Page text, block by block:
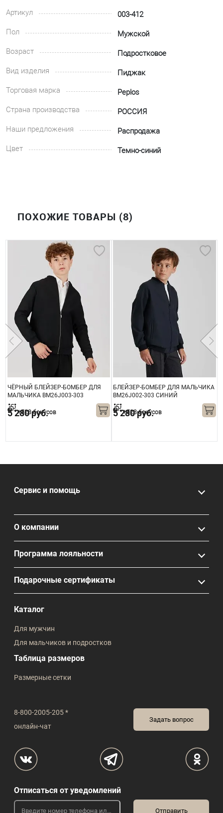
Артикул
003-412
Пол
Мужской
Возраст
Подростковое
Вид изделия
Пиджак
Торговая марка
Peplos
Страна производства
РОССИЯ
Наши предложения
Распродажа
Цвет
Темно-синий
ПОХОЖИЕ ТОВАРЫ (8)
ЧЁРНЫЙ БЛЕЙЗЕР-БОМБЕР ДЛЯ
МАЛЬЧИКА BM26J003-303
5 280 руб.
+528 бонусов
БЛЕЙЗЕР-БОМБЕР ДЛЯ МАЛЬЧИКА
BM26J002-303 СИНИЙ
5 280 руб.
+528 бонусов
8-800-2005-205 *
онлайн-чат
Задать вопрос
Сервис и помощь
О компании
Программа лояльности
Подарочные сертификаты
Каталог
Для мужчин
Для мальчиков и подростков
Таблица размеров
Размерные сетки
Отписаться от уведомлений